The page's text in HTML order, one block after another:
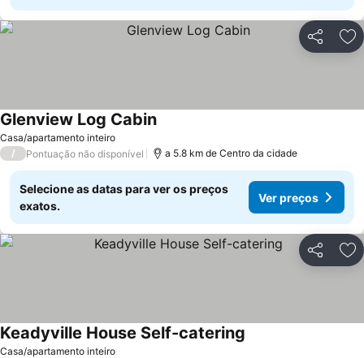
Partilhar
Casa/apartamento inteiro
Glenview Log CabinVer preços
/ Pontuação não disponível a 5.8 km de Centro da cidade
Selecione as datas para ver os preços
exatos.
Ver preços
Partilhar
Casa/apartamento inteiro
Keadyville House Self-catering